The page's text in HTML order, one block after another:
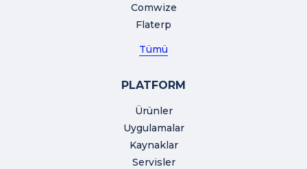
Comwize
Flaterp
Tümü
PLATFORM
Ürünler
Uygulamalar
Kaynaklar
Servisler